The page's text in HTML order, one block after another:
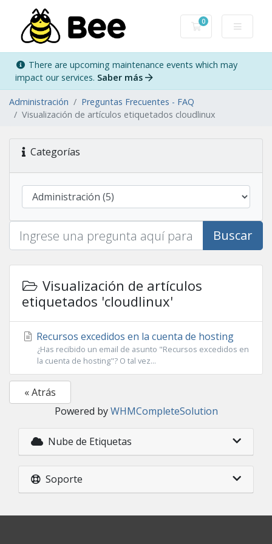
0
Carro de Pedidos
There are upcoming maintenance events which may
impact our services. Saber más
Administración
Preguntas Frecuentes - FAQ
Visualización de artículos etiquetados cloudlinux
Categorías
Buscar
Visualización de artículos
etiquetados 'cloudlinux'
Recursos excedidos en la cuenta de hosting
¿Has recibido un email de asunto "Recursos excedidos en
la cuenta de hosting"? O tal vez...
« Atrás
Powered byWHMCompleteSolution
Nube de Etiquetas
Soporte